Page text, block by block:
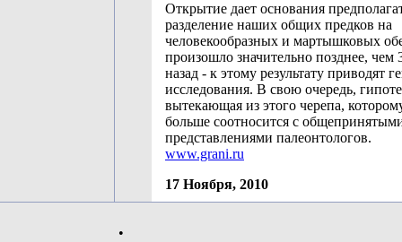
Открытие дает основания
разделение наших общих предков на
человекообразных и мартышковых
произошло значительно позднее, чем
назад - к этому результату приводят
исследования. В свою очередь,
вытекающая из этого черепа,
больше соотносится с
представлениями палеонтологов.
www.grani.ru
17 Ноября, 2010
•